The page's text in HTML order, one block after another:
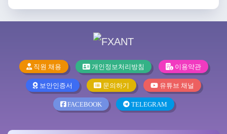
직원 채용 개인정보처리방침 이용약관
보안인증서 문의하기 유튜브 채널
FACEBOOK TELEGRAM